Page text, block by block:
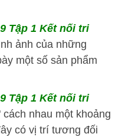
Tập 1 Kết nối tri
ảnh của những
một số sản phẩm
Tập 1 Kết nối tri
nhau một khoảng
có vị trí tương đối